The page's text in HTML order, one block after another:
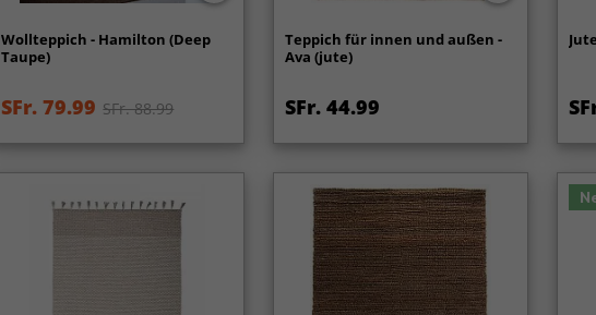
Wollteppich - Hamilton (Deep
Taupe)
SFr. 79.99 SFr. 88.99
Teppich für innen und außen -
Ava (jute)
SFr. 44.99